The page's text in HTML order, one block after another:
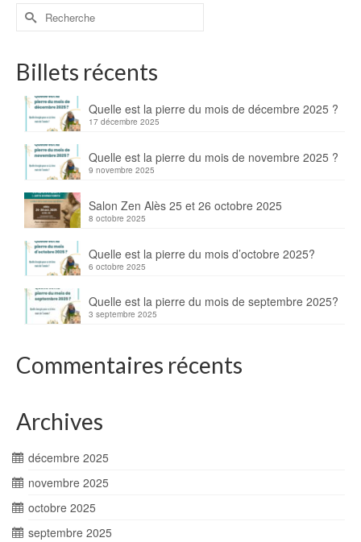
Billets récents
Quelle est la pierre du mois de décembre 2025 ?
17 décembre 2025
Quelle est la pierre du mois de novembre 2025 ?
9 novembre 2025
Salon Zen Alès 25 et 26 octobre 2025
8 octobre 2025
Quelle est la pierre du mois d’octobre 2025?
6 octobre 2025
Quelle est la pierre du mois de septembre 2025?
3 septembre 2025
Commentaires récents
Archives
décembre 2025
novembre 2025
octobre 2025
septembre 2025